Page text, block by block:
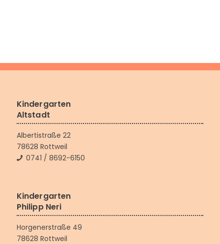
Kindergarten
Altstadt
Albertistraße 22
78628 Rottweil
0741 / 8692-6150
Kindergarten
Philipp Neri
Horgenerstraße 49
78628 Rottweil